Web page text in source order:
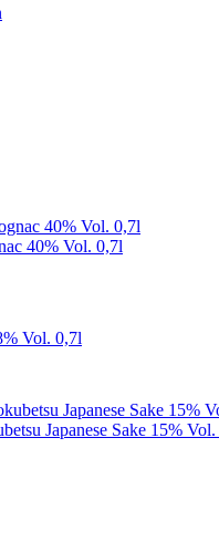
40% Vol. 0,7l
Vol. 0,7l
Japanese Sake 15%